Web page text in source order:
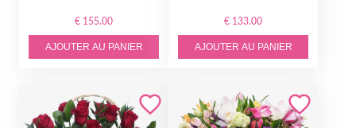
€ 155.00
AJOUTER AU PANIER
€ 133.00
AJOUTER AU PANIER